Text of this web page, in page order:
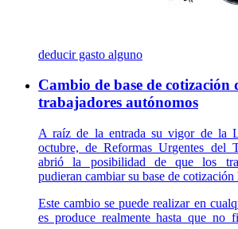
deducir gasto alguno
Cambio de base de cotización
trabajadores autónomos
A raíz de la entrada su vigor de la
octubre, de Reformas Urgentes del
abrió la posibilidad de que los
pudieran cambiar su base de cotización
Este cambio se puede realizar en
es produce realmente hasta que no